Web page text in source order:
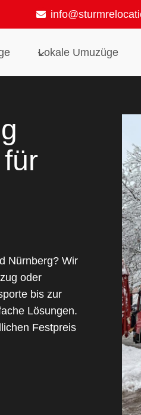
Lokale Umuzüge
Nürnberg? Wir
oder
bis zur
Lösungen.
Festpreis